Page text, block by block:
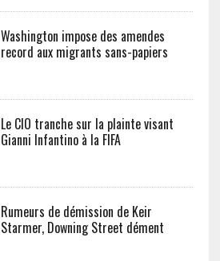
Washington impose des amendes
record aux migrants sans-papiers
Le CIO tranche sur la plainte visant
Gianni Infantino à la FIFA
Rumeurs de démission de Keir
Starmer, Downing Street dément